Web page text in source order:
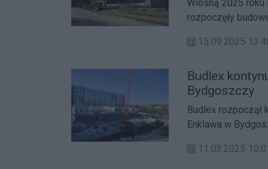
Wiosną 2025
rozpoczęły
zachowaniu
15.09.2025
Budlex
Bydgoszczy
Budlex rozpoczął
Enklawa w
obiekcie Z5. Na
11.03.2025